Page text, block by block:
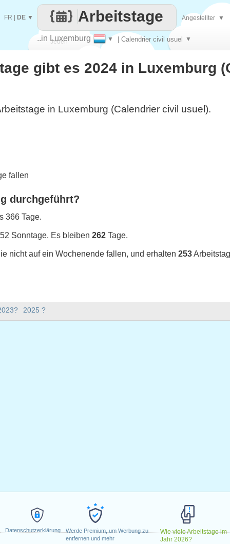
Datenschutzerklärung
Werde Premium, um Werbung zu
entfernen und mehr
Wie viele Arbeitstage im
Jahr 2026?
Jeden
Tag
..in Luxemburg ▼ | Calendrier civil usuel ▼
Arbeitstage
FR DE ▼ Angestellter ▼
2025 ?
gibt es 2024 in Luxemburg
in Luxemburg (Calendrier civil usuel).
fallen
durchgeführt?
366 Tage.
Sonntage. Es bleiben 262 Tage.
nicht auf ein Wochenende fallen, und erhalten 253
in Luxemburg (Calendrier civil usuel).
15. August 2024
2024